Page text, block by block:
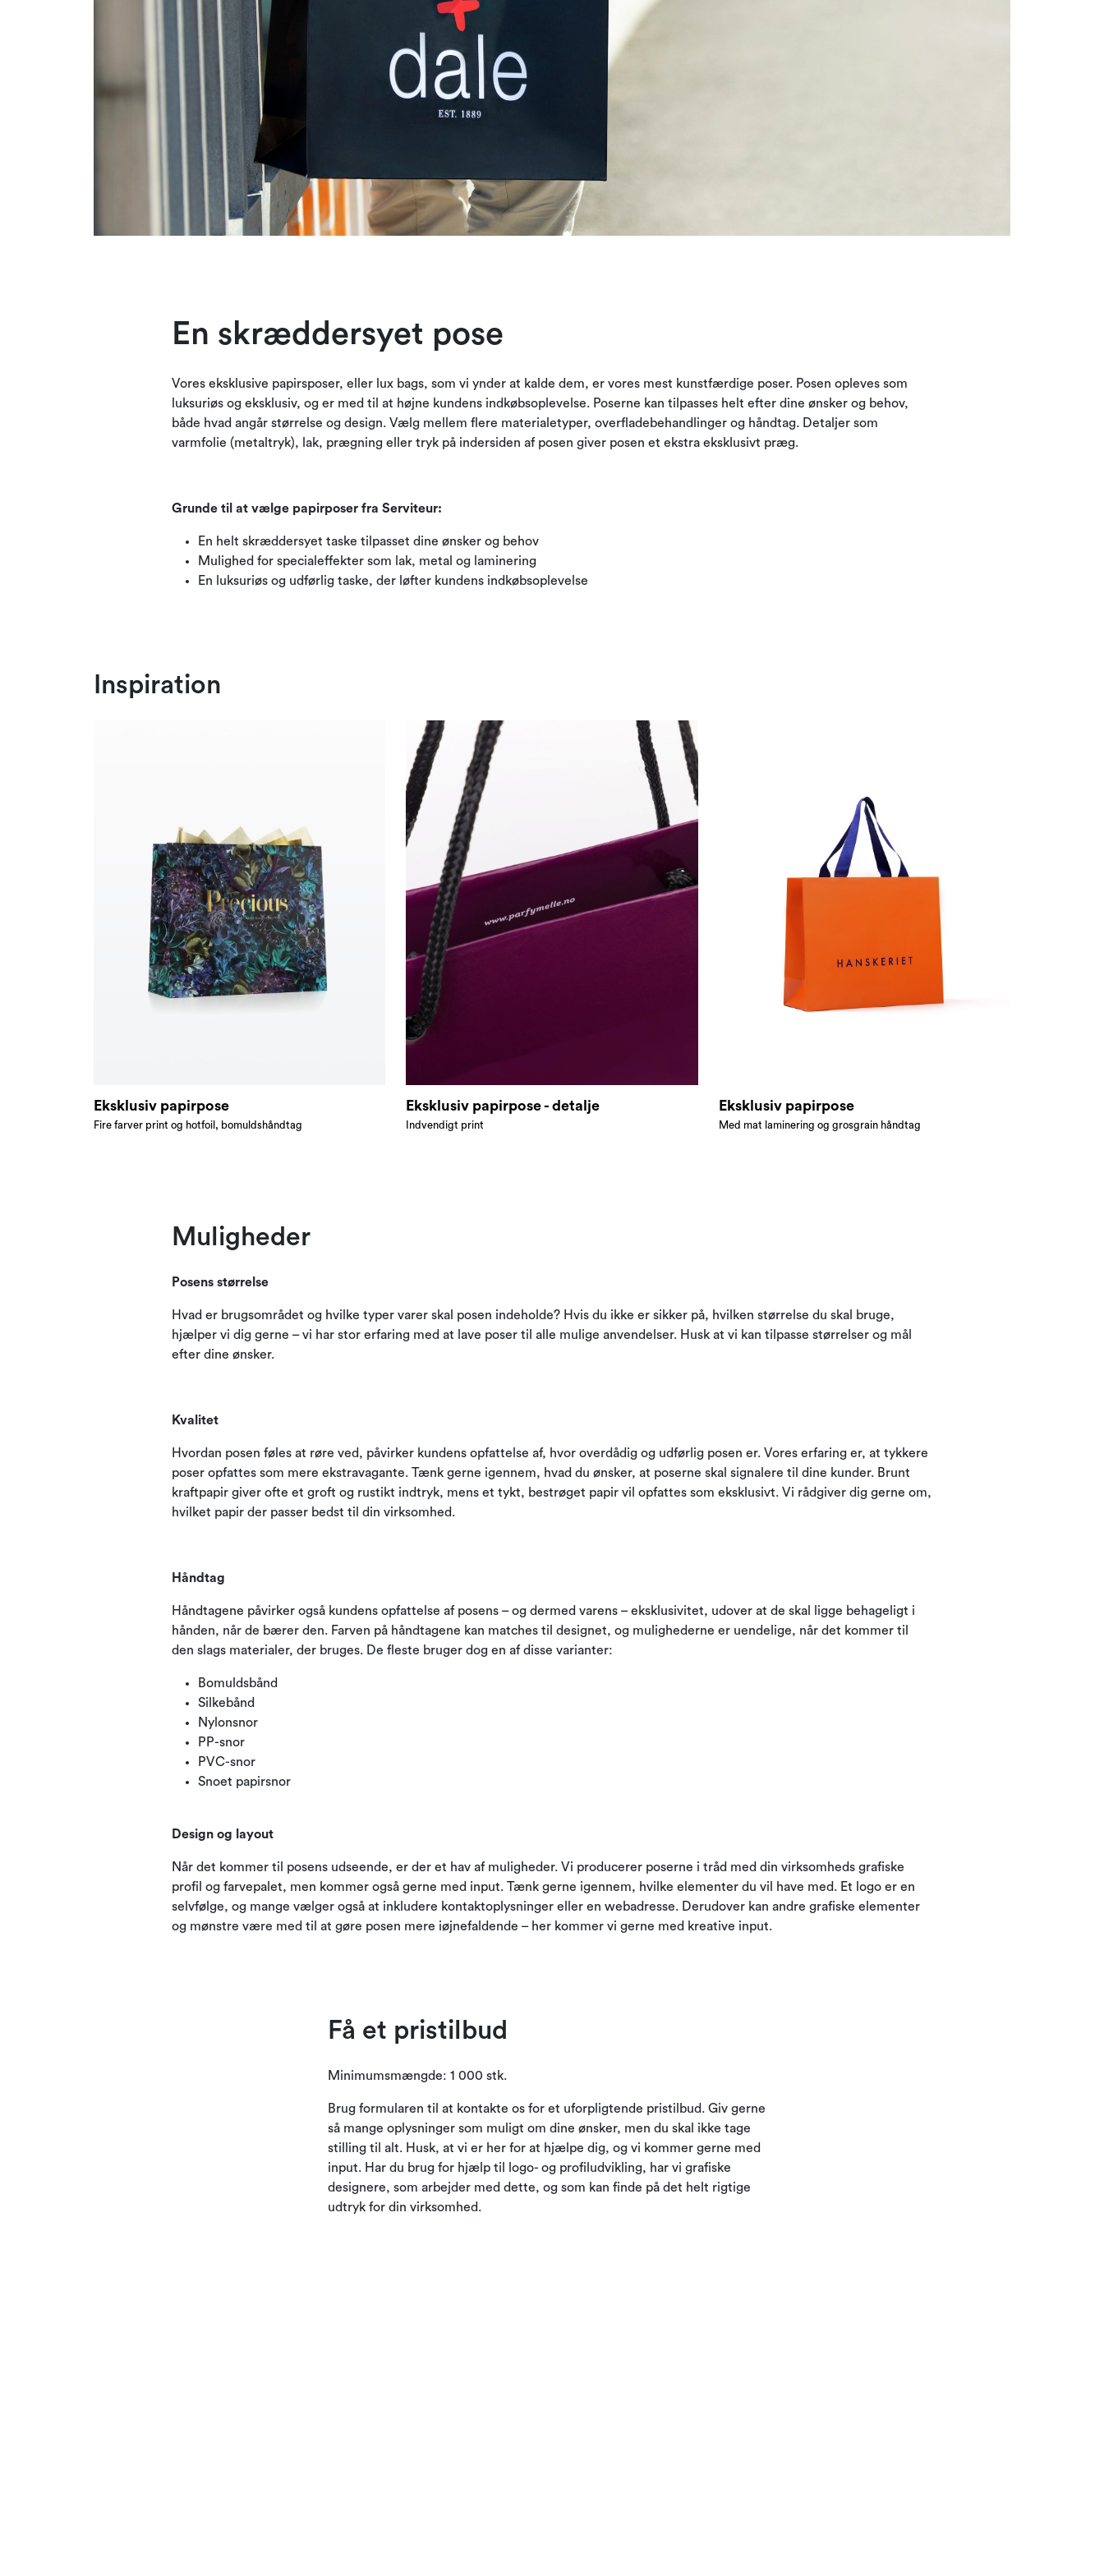
En skræddersyet pose
Vores eksklusive papirsposer, eller lux bags, som vi ynder at kalde dem, er vores mest kunstfærdige poser. Posen opleves som
luksuriøs og eksklusiv, og er med til at højne kundens indkøbsoplevelse. Poserne kan tilpasses helt efter dine ønsker og behov,
både hvad angår størrelse og design. Vælg mellem flere materialetyper, overfladebehandlinger og håndtag. Detaljer som
varmfolie (metaltryk), lak, prægning eller tryk på indersiden af ​​posen giver posen et ekstra eksklusivt præg.
Grunde til at vælge papirposer fra Serviteur:
En helt skræddersyet taske tilpasset dine ønsker og behov
Mulighed for specialeffekter som lak, metal og laminering
En luksuriøs og udførlig taske, der løfter kundens indkøbsoplevelse
Inspiration
Eksklusiv papirpose
Fire farver print og hotfoil, bomuldshåndtag
Eksklusiv papirpose - detalje
Indvendigt print
Eksklusiv papirpose
Med mat laminering og grosgrain håndtag
Muligheder
Posens størrelse
Hvad er brugsområdet og hvilke typer varer skal posen indeholde? Hvis du ikke er sikker på, hvilken størrelse du skal bruge,
hjælper vi dig gerne – vi har stor erfaring med at lave poser til alle mulige anvendelser. Husk at vi kan tilpasse størrelser og mål
efter dine ønsker.
Kvalitet
Hvordan posen føles at røre ved, påvirker kundens opfattelse af, hvor overdådig og udførlig posen er. Vores erfaring er, at tykkere
poser opfattes som mere ekstravagante. Tænk gerne igennem, hvad du ønsker, at poserne skal signalere til dine kunder. Brunt
kraftpapir giver ofte et groft og rustikt indtryk, mens et tykt, bestrøget papir vil opfattes som eksklusivt. Vi rådgiver dig gerne om,
hvilket papir der passer bedst til din virksomhed.
Håndtag
Håndtagene påvirker også kundens opfattelse af posens – og dermed varens – eksklusivitet, udover at de skal ligge behageligt i
hånden, når de bærer den. Farven på håndtagene kan matches til designet, og mulighederne er uendelige, når det kommer til
den slags materialer, der bruges. De fleste bruger dog en af ​​disse varianter:
Bomuldsbånd
Silkebånd
Nylonsnor
PP-snor
PVC-snor
Snoet papirsnor
Design og layout
Når det kommer til posens udseende, er der et hav af muligheder. Vi producerer poserne i tråd med din virksomheds grafiske
profil og farvepalet, men kommer også gerne med input. Tænk gerne igennem, hvilke elementer du vil have med. Et logo er en
selvfølge, og mange vælger også at inkludere kontaktoplysninger eller en webadresse. Derudover kan andre grafiske elementer
og mønstre være med til at gøre posen mere iøjnefaldende – her kommer vi gerne med kreative input.
Få et pristilbud
Minimumsmængde: 1 000 stk.
Brug formularen til at kontakte os for et uforpligtende pristilbud. Giv gerne
så mange oplysninger som muligt om dine ønsker, men du skal ikke tage
stilling til alt. Husk, at vi er her for at hjælpe dig, og vi kommer gerne med
input. Har du brug for hjælp til logo- og profiludvikling, har vi grafiske
designere, som arbejder med dette, og som kan finde på det helt rigtige
udtryk for din virksomhed.